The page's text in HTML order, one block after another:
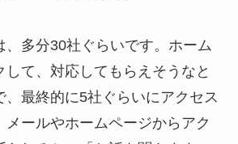
、多分30社ぐらいです。ホーム
て、対応してもらえそうなと
、最終的に5社ぐらいにアクセス
メールやホームページからアク